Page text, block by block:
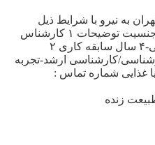
به نیرو با شرایط ذیل
نیازمند است: ردیف عنوان شغلی جنسیت توضیحات ۱ کارشناس
فرمولاسیون خانم کارشناس شیمی-۴ سال سابقه کاری ۲
کارشناسی ارشد-تجربه
غذایی شماره تماس :
زنده